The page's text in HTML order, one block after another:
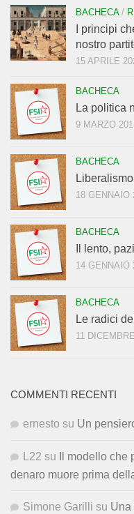
BACHECA/
I principi
nostro
15 APRILE
BACHECA
La politica
9 MARZO
BACHECA
18 GENNAIO
BACHECA
Il lento,
14 GENNAIO
BACHECA
Le radici
11
COMMENTI RECENTI
ernesto su Un
L22 su
Il modello che
denaro muore prima
Simone Garilli su Una